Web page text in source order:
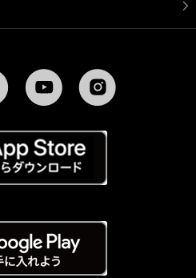
YouTube Instagram